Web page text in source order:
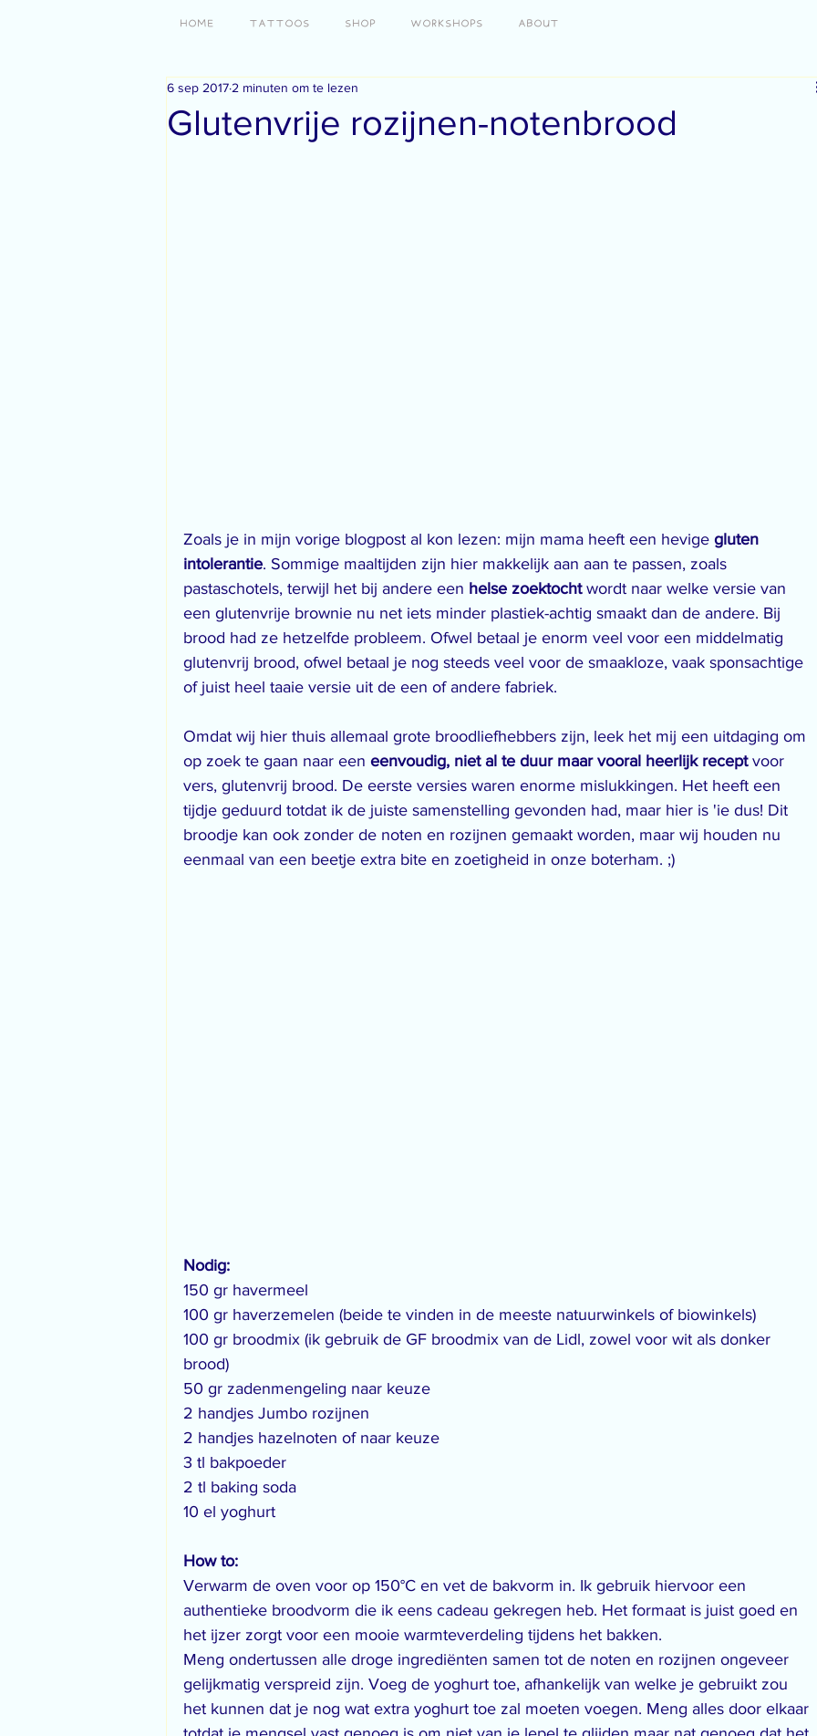
HOME TATTOOS SHOP WORKSHOPS ABOUT
Glutenvrije rozijnen-notenbrood
6 sep 20172 minuten om te lezen
Zoals je in mijn vorige blogpost al kon lezen: mijn mama heeft een hevige gluten
intolerantie. Sommige maaltijden zijn hier makkelijk aan aan te passen, zoals
pastaschotels, terwijl het bij andere een helse zoektocht wordt naar welke versie van
een glutenvrije brownie nu net iets minder plastiek-achtig smaakt dan de andere. Bij
brood had ze hetzelfde probleem. Ofwel betaal je enorm veel voor een middelmatig
glutenvrij brood, ofwel betaal je nog steeds veel voor de smaakloze, vaak sponsachtige
of juist heel taaie versie uit de een of andere fabriek.
Omdat wij hier thuis allemaal grote broodliefhebbers zijn, leek het mij een uitdaging om
op zoek te gaan naar een eenvoudig, niet al te duur maar vooral heerlijk recept voor
vers, glutenvrij brood. De eerste versies waren enorme mislukkingen. Het heeft een
tijdje geduurd totdat ik de juiste samenstelling gevonden had, maar hier is 'ie dus! Dit
broodje kan ook zonder de noten en rozijnen gemaakt worden, maar wij houden nu
eenmaal van een beetje extra bite en zoetigheid in onze boterham. ;)
Nodig:
150 gr havermeel
100 gr haverzemelen (beide te vinden in de meeste natuurwinkels of biowinkels)
100 gr broodmix (ik gebruik de GF broodmix van de Lidl, zowel voor wit als donker
brood)
50 gr zadenmengeling naar keuze
2 handjes Jumbo rozijnen
2 handjes hazelnoten of naar keuze
3 tl bakpoeder
2 tl baking soda
10 el yoghurt
How to:
Verwarm de oven voor op 150°C en vet de bakvorm in. Ik gebruik hiervoor een
authentieke broodvorm die ik eens cadeau gekregen heb. Het formaat is juist goed en
het ijzer zorgt voor een mooie warmteverdeling tijdens het bakken.
Meng ondertussen alle droge ingrediënten samen tot de noten en rozijnen ongeveer
gelijkmatig verspreid zijn. Voeg de yoghurt toe, afhankelijk van welke je gebruikt zou
het kunnen dat je nog wat extra yoghurt toe zal moeten voegen. Meng alles door elkaar